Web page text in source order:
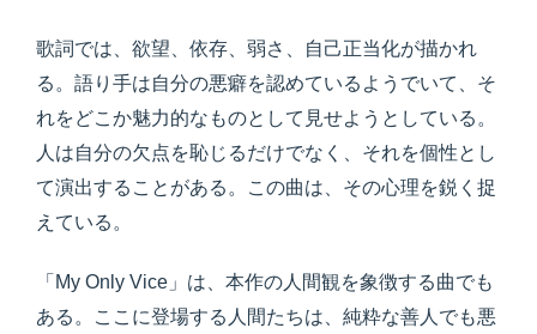
歌詞では、欲望、依存、弱さ、自己正当化が描かれ
る。語り手は自分の悪癖を認めているようでいて、そ
れをどこか魅力的なものとして見せようとしている。
人は自分の欠点を恥じるだけでなく、それを個性とし
て演出することがある。この曲は、その心理を鋭く捉
えている。
「My Only Vice」は、本作の人間観を象徴する曲でも
ある。ここに登場する人間たちは、純粋な善人でも悪